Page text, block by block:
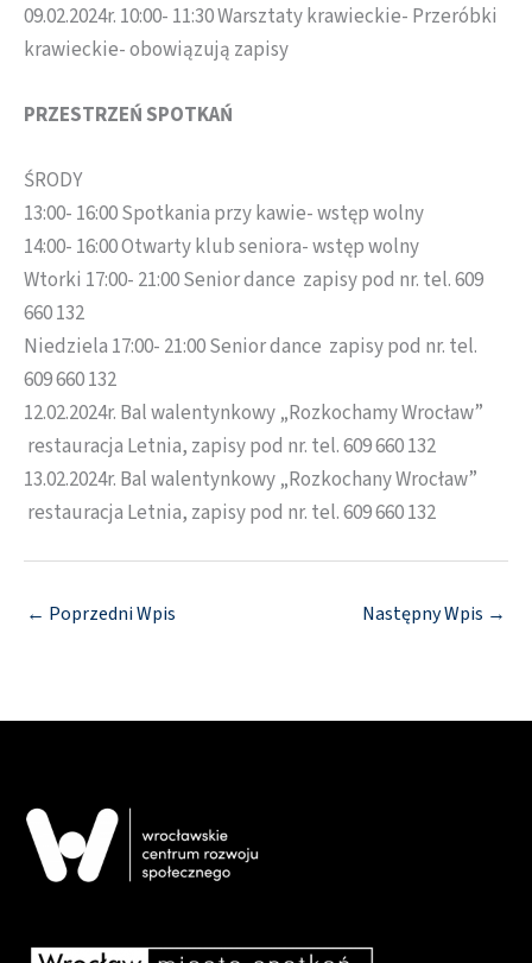
09.02.2024r. 10:00- 11:30 Warsztaty krawieckie- Przeróbki
krawieckie- obowiązują zapisy
PRZESTRZEŃ SPOTKAŃ
ŚRODY
13:00- 16:00 Spotkania przy kawie- wstęp wolny
14:00- 16:00 Otwarty klub seniora- wstęp wolny
Wtorki 17:00- 21:00 Senior dance zapisy pod nr. tel. 609
660 132
Niedziela 17:00- 21:00 Senior dance zapisy pod nr. tel.
609 660 132
12.02.2024r. Bal walentynkowy „Rozkochamy Wrocław”
restauracja Letnia, zapisy pod nr. tel. 609 660 132
13.02.2024r. Bal walentynkowy „Rozkochany Wrocław”
restauracja Letnia, zapisy pod nr. tel. 609 660 132
← Poprzedni Wpis Następny Wpis →